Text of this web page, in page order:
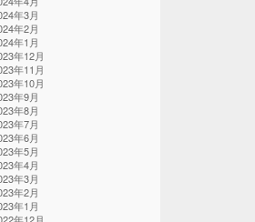
年3月
年2月
年1月
年12月
年11月
年10月
年9月
年8月
年7月
年6月
年5月
年4月
年3月
年2月
年1月